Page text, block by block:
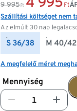
9 995 Ft Ft
Az elmúlt 30 nap
Szállítási költséget nem
S 36/38 M 40/42
A megfelelő méret
Mennyiség